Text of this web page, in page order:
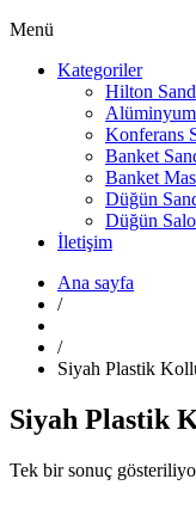
Menü
Kategoriler
Hilton
Konferans
Banket
Banket
Düğün
Düğün
İletişim
Ana sayfa
/
/
Siyah Plastik
Siyah Plastik
Tek bir sonuç